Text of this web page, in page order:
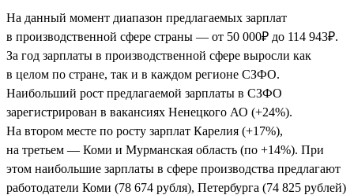
На данный момент диапазон предлагаемых зарплат
в производственной сфере страны — от 50 000₽ до 114 943₽.
За год зарплаты в производственной сфере выросли как
в целом по стране, так и в каждом регионе СЗФО.
Наибольший рост предлагаемой зарплаты в СЗФО
зарегистрирован в вакансиях Ненецкого АО (+24%).
На втором месте по росту зарплат Карелия (+17%),
на третьем — Коми и Мурманская область (по +14%). При
этом наибольшие зарплаты в сфере производства предлагают
работодатели Коми (78 674 рубля), Петербурга (74 825 рублей)